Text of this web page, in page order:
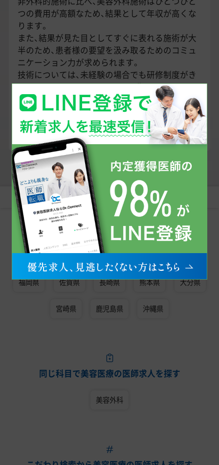
つの費用が高額なため、結果として年収が高くな
ります。
また、結果が見た目としてすぐに表れる施術が大
半のため、患者様の要望を汲み取るためのコミュ
ニケーション力が求められます。
技術については、未経験の場合でも研修制度がき
ちんとしているクリニックに入職することでスキ
ルアップが可能です。
もちろん経験を活かしたキャリアアップに適した
求人も多くございますので、ぜひ専任のキャリア
アドバイザーへご相談ください。
すべて 常勤
同じエリアで美容医療の医師求人を探す
福岡県 佐賀県 長崎県 熊本県 大分県
宮崎県 鹿児島県 沖縄県
同じ科目で美容医療の医師求人を探す
美容外科